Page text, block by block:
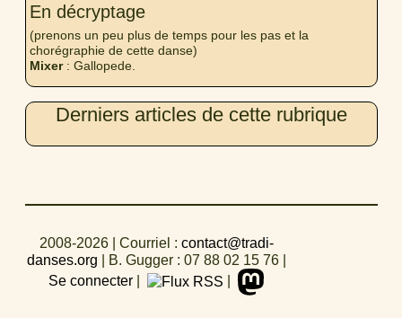
En décryptage
(prenons un peu plus de temps pour les pas et la
chorégraphie de cette danse)
Mixer: Gallopede.
Derniers articles de cette rubrique
2008-2026 | Courriel : contact@tradi-
danses.org
B. Gugger : 07 88 02 15 76
Se connecter